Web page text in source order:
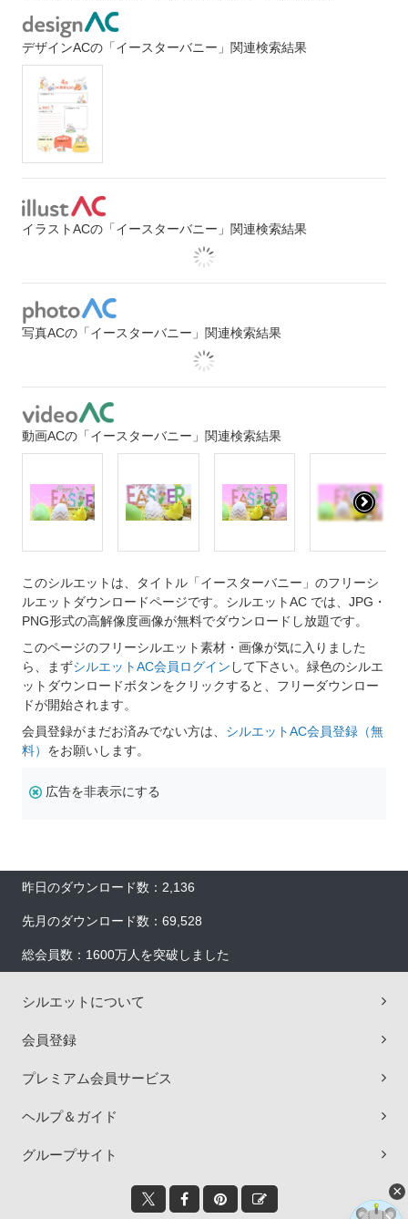
デザインACの「イースターバニー」関連検索結果
イラストACの「イースターバニー」関連検索結果
写真ACの「イースターバニー」関連検索結果
動画ACの「イースターバニー」関連検索結果
このシルエットは、タイトル「イースターバニー」のフリーシ
ルエットダウンロードページです。シルエットAC では、JPG・
PNG形式の高解像度画像が無料でダウンロードし放題です。
このページのフリーシルエット素材・画像が気に入りました
ら、まずシルエットAC会員ログイン して下さい。緑色のシルエ
ットダウンロードボタンをクリックすると、フリーダウンロー
ドが開始されます。
会員登録がまだお済みでない方は、 シルエットAC会員登録（無
料） をお願いします。
広告を非表示にする
昨日のダウンロード数：2,136
先月のダウンロード数：69,528
総会員数：1600万人を突破しました
シルエットについて
会員登録
プレミアム会員サービス
ヘルプ＆ガイド
グループサイト
×